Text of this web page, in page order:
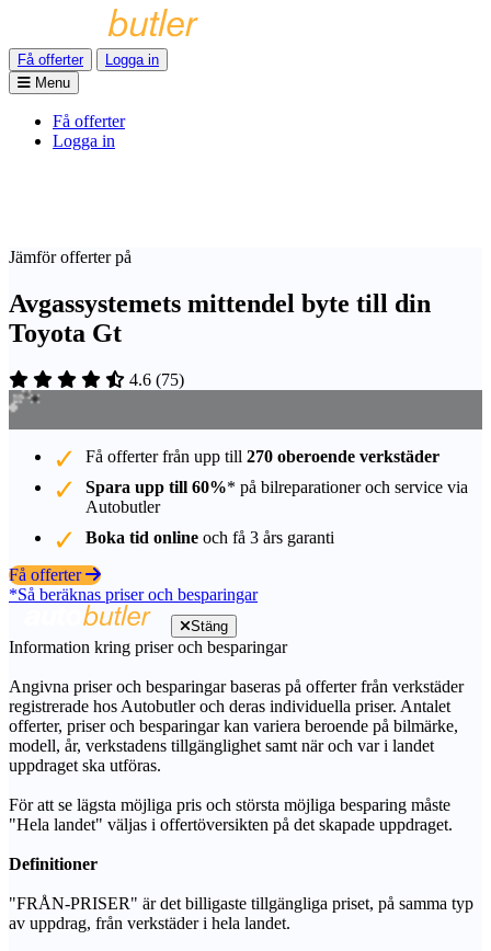
Få offerter
Logga in
Menu
Få offerter
Logga in
Jämför offerter på
Avgassystemets mittendel byte till din
Toyota Gt
4.6 (75)
Få offerter från upp till 270 oberoende verkstäder
Spara upp till 60%* på bilreparationer och service via
Autobutler
Boka tid online och få 3 års garanti
Få offerter
*Så beräknas priser och besparingar
Stäng
Information kring priser och besparingar
Angivna priser och besparingar baseras på offerter från verkstäder
registrerade hos Autobutler och deras individuella priser. Antalet
offerter, priser och besparingar kan variera beroende på bilmärke,
modell, år, verkstadens tillgänglighet samt när och var i landet
uppdraget ska utföras.
För att se lägsta möjliga pris och största möjliga besparing måste
"Hela landet" väljas i offertöversikten på det skapade uppdraget.
Definitioner
"FRÅN-PRISER" är det billigaste tillgängliga priset, på samma typ
av uppdrag, från verkstäder i hela landet.